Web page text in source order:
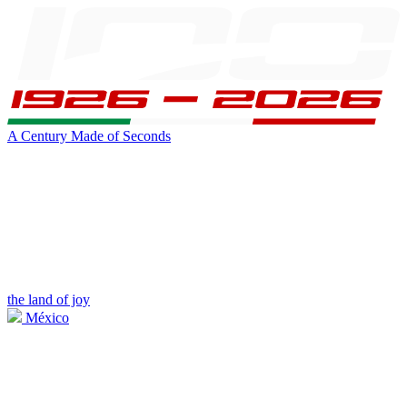
A Century Made of Seconds
the land of joy
México